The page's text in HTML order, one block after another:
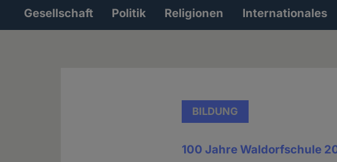
Volltextsuche
Hauptnavigation
Gesellschaft Politik Religionen Internationales
BILDUNG
100 Jahre Waldorfschule